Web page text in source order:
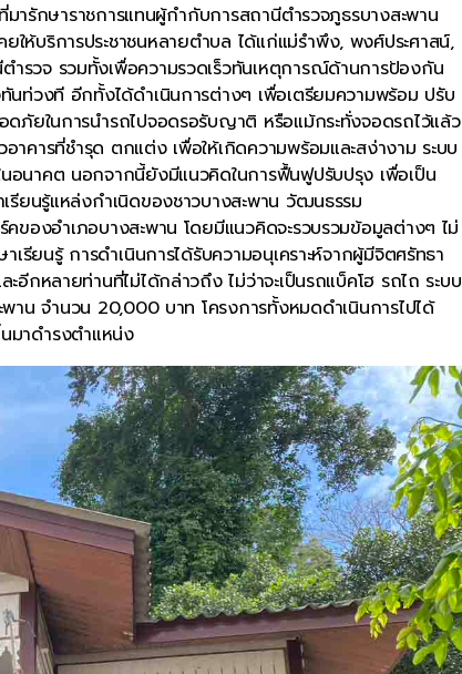
รักษาราชการแทนผู้กำกับการสถานีตำรวจภูธรบางสะพาน
ห้บริการประชาชนหลายตำบล ได้แก่แม่รำพึง, พงศ์ประศาสน์,
ำรวจ รวมทั้งเพื่อความรวดเร็วทันเหตุการณ์ด้านการป้องกัน
ท่วงที อีกทั้งได้ดำเนินการต่างๆ เพื่อเตรียมความพร้อม ปรับ
ภัยในการนำรถไปจอดรอรับญาติ หรือแม้กระทั่งจอดรถไว้แล้ว
คารที่ชำรุด ตกแต่ง เพื่อให้เกิดความพร้อมและสง่างาม ระบบ
อนาคต นอกจากนี้ยังมีแนวคิดในการฟื้นฟูปรับปรุง เพื่อเป็น
รียนรู้แหล่งกำเนิดของชาวบางสะพาน วัฒนธรรม
ของอำเภอบางสะพาน โดยมีแนวคิดจะรวบรวมข้อมูลต่างๆ ไม่
รียนรู้ การดำเนินการได้รับความอนุเคราะห์จากผู้มีจิตศรัทธา
หลายท่านที่ไม่ได้กล่าวถึง ไม่ว่าจะเป็นรถแบ็คโฮ รถไถ ระบบ
าน จำนวน 20,000 บาท โครงการทั้งหมดดำเนินการไปได้
มาดำรงตำแหน่ง